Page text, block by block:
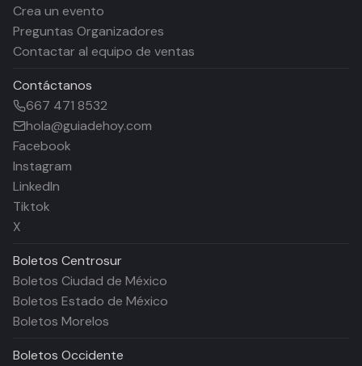
Crea un evento
Preguntas Organizadores
Contactar al equipo de ventas
Contáctanos
667 471 8532
hola@guiadehoy.com
Facebook
Instagram
LinkedIn
Tiktok
X
Boletos Centrosur
Boletos Ciudad de México
Boletos Estado de México
Boletos Morelos
Boletos Occidente